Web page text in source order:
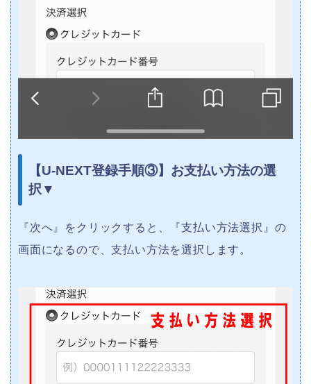
【U-NEXT登録手順③】お支払い方法の選
択▼
『次へ』をクリックすると、『支払い方法選択』の
画面になるので、支払い方法を選択します。